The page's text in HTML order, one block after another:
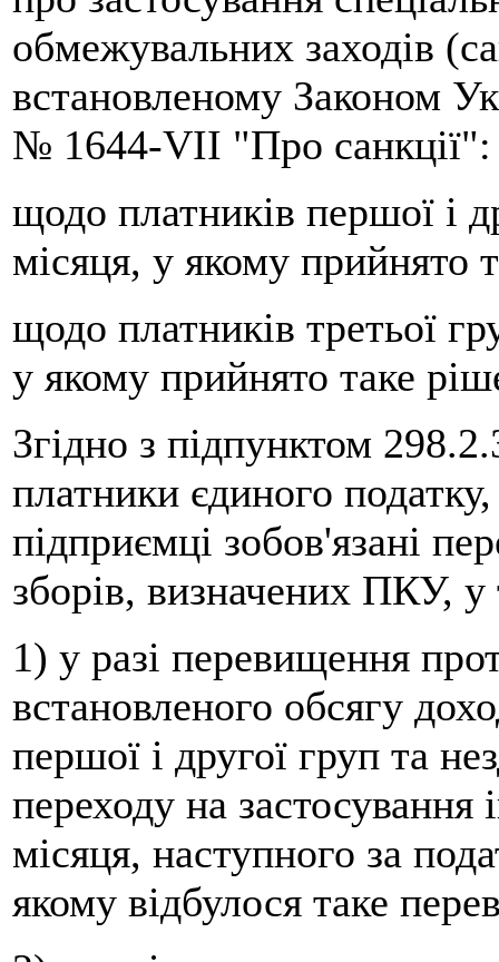
обмежувальних заходів
встановленому Законом
№ 1644-VIІ "Про санкції":
щодо платників першої і
місяця, у якому прийнято
щодо платників третьої
у якому прийнято таке
Згідно з підпунктом
платники єдиного
підприємці зобов'язані
зборів, визначених ПКУ,
1) у разі перевищення
встановленого обсягу
першої і другої груп та
переходу на
місяця, наступного за
якому відбулося таке